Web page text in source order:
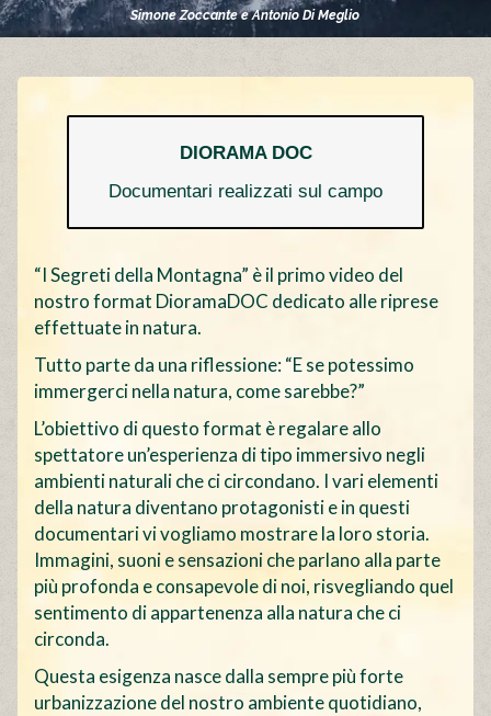
Simone Zoccantee Antonio Di Meglio
DIORAMA DOC
Documentari realizzati sul campo
“I Segreti della Montagna” è il primo video del
nostro format DioramaDOC dedicato alle riprese
effettuate in natura.
Tutto parte da una riflessione: “E se potessimo
immergerci nella natura, come sarebbe?”
L’obiettivo di questo format è regalare allo
spettatore un’esperienza di tipo immersivo negli
ambienti naturali che ci circondano. I vari elementi
della natura diventano protagonisti e in questi
documentari vi vogliamo mostrare la loro storia.
Immagini, suoni e sensazioni che parlano alla parte
più profonda e consapevole di noi, risvegliando quel
sentimento di appartenenza alla natura che ci
circonda.
Questa esigenza nasce dalla sempre più forte
urbanizzazione del nostro ambiente quotidiano,